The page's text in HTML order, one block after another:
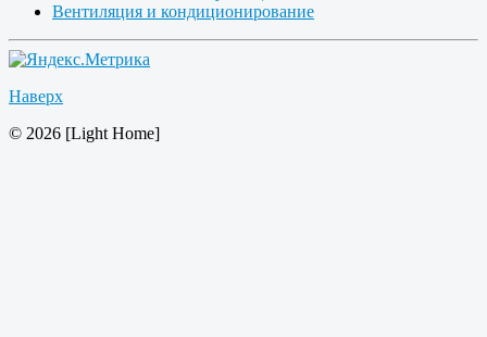
Вентиляция и кондиционирование
Наверх
© 2026 [Light Home]